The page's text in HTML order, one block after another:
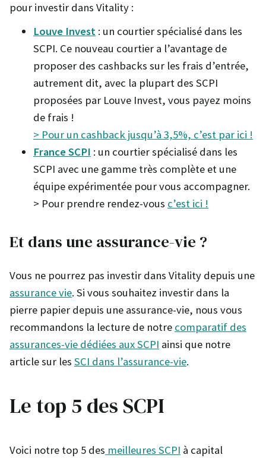
pour investir dans Vitality :
Louve Invest : un courtier spécialisé dans les
SCPI. Ce nouveau courtier a l’avantage de
proposer des cashbacks sur les frais d’entrée,
autrement dit, avec la plupart des SCPI
proposées par Louve Invest, vous payez moins
de frais !
> Pour un cashback jusqu’à 3,5%, c’est par ici !
France SCPI : un courtier spécialisé dans les
SCPI avec une gamme très complète et une
équipe expérimentée pour vous accompagner.
> Pour prendre rendez-vous c’est ici !
Et dans une assurance-vie ?
Vous ne pourrez pas investir dans Vitality depuis une
assurance vie. Si vous souhaitez investir dans la
pierre papier depuis une assurance-vie, nous vous
recommandons la lecture de notre comparatif des
assurances-vie dédiées aux SCPI ainsi que notre
article sur les SCI dans l’assurance-vie.
Le top 5 des SCPI
Voici notre top 5 des meilleures SCPI à capital